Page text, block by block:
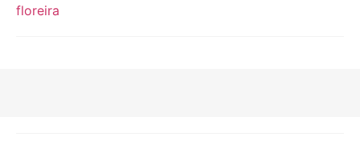
floreira